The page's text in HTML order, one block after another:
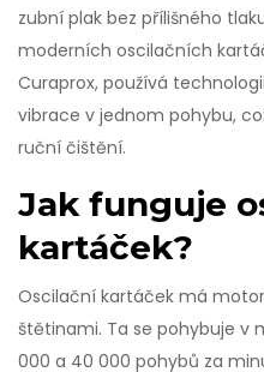
zubní plak bez přílišného
moderních oscilačních
Curaprox, používá
vibrace v jednom pohybu,
ruční čištění.
Jak funguje
kartáček?
Oscilační kartáček má
štětinami. Ta se pohybuje v
000 a 40 000 pohybů za